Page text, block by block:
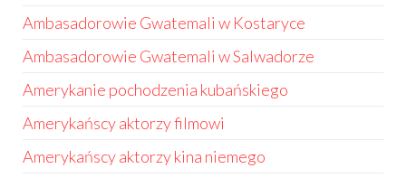
Ambasadorowie Gwatemali w Kostaryce
Ambasadorowie Gwatemali w Salwadorze
Amerykanie pochodzenia kubańskiego
Amerykańscy aktorzy filmowi
Amerykańscy aktorzy kina niemego